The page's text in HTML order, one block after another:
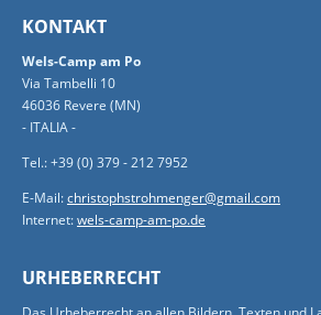
KONTAKT
Wels-Camp am Po
Via Tambelli 10
46036 Revere (MN)
- ITALIA -
Tel.: +39 (0) 379 - 212 7952
E-Mail:christophstrohmenger@gmail.com
Internet:wels-camp-am-po.de
URHEBERRECHT